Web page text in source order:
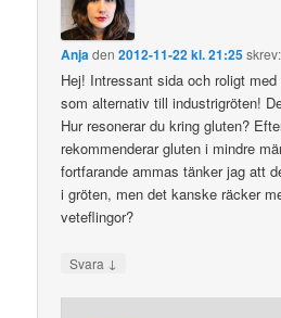
Anjaden2012-11-22 kl. 21:25skrev:
Hej! Intressant sida och roligt
som alternativ till industrigröten!
Hur resonerar du kring gluten?
rekommenderar gluten i mindre
fortfarande ammas tänker jag att
i gröten, men det kanske räcker
veteflingor?
Svara ↓